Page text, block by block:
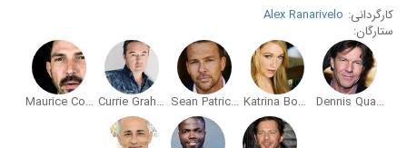
کارگردانی: Alex Ranarivelo
ستارگان:
Dennis Quaid
Katrina Bowden
Sean Patrick Flanery
Currie Graham
Maurice Compte